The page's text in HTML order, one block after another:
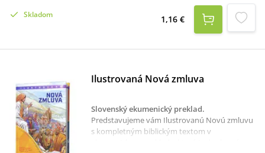
Skladom 1,16 €
Ilustrovaná Nová zmluva
Slovenský ekumenický preklad.
Predstavujeme vám Ilustrovanú Novú zmluvu
s kompletným biblickým textom v